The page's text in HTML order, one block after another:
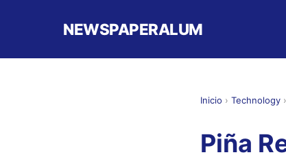
NEWSPAPERALUM
Inicio › Technology ›
Piña